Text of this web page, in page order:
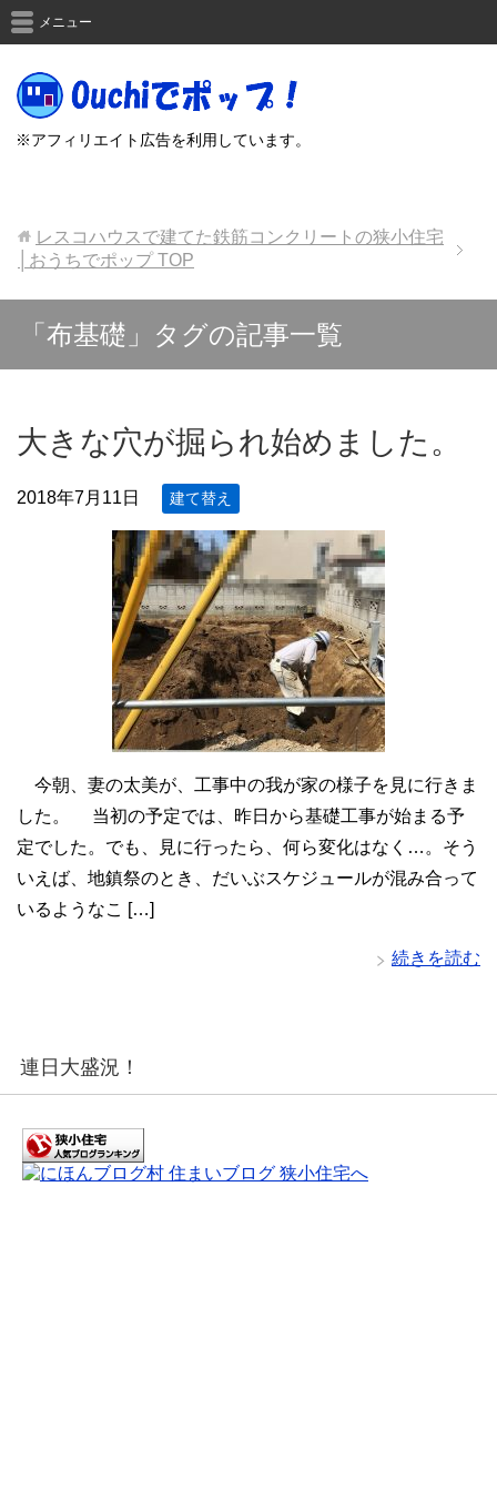
※アフィリエイト広告を利用しています。
メニュー
レスコハウスで建てた鉄筋コンクリートの狭小住宅
│おうちでポップTOP
「布基礎」タグの記事一覧
大きな穴が掘られ始めました。
2018年7月11日 建て替え
今朝、妻の太美が、工事中の我が家の様子を見に行きま
した。 当初の予定では、昨日から基礎工事が始まる予
定でした。でも、見に行ったら、何ら変化はなく…。そう
いえば、地鎮祭のとき、だいぶスケジュールが混み合って
いるようなこ […]
続きを読む
連日大盛況！